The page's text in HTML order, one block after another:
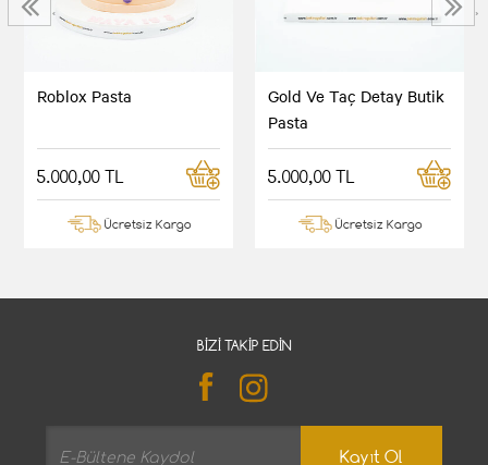
Roblox Pasta
5.000,00 TL
Ücretsiz Kargo
Gold Ve Taç Detay Butik
Pasta
5.000,00 TL
Ücretsiz Kargo
‹ ›
BIZI TAKIP EDIN
Kayıt Ol